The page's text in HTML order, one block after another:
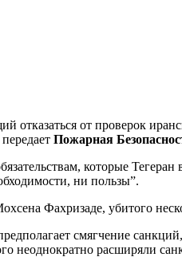
отказаться от проверок
Пожарная
которые Тегеран
ни пользы”.
Фахризаде, убитого
смягчение
неоднократно расширяли